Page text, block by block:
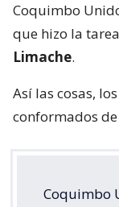
Coquimbo
que hizo la
Limache.
Así las cosas,
conformados
Coquimbo